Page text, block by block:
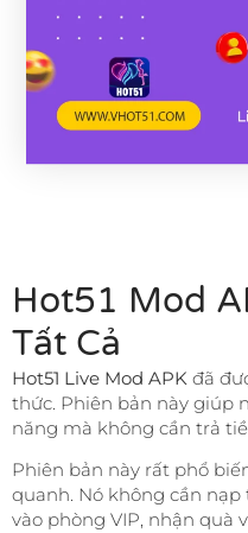
Hot51 Mod
Tất Cả
Hot51 Live Mod APK đã
thức. Phiên bản này giúp
năng mà không cần trả
Phiên bản này rất phổ
quanh. Nó không cần
vào phòng VIP, nhận quà